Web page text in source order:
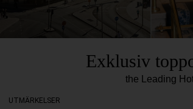
Exklusiv
the Leading
UTMÄRKELSER